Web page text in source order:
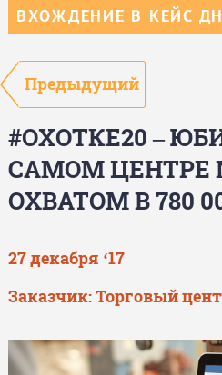
Предыдущий
#ОХОТКЕ20 –
САМОМ ЦЕНТРЕ
ОХВАТОМ В 780
ВХОЖДЕНИЕ В КЕЙС
27 декабря ‘17
Заказчик:Торговый